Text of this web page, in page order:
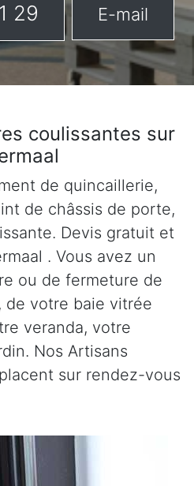
29 E-mail
coulissantes sur
de quincaillerie,
de châssis de porte,
Devis gratuit et
. Vous avez un
ou de fermeture de
votre baie vitrée
veranda, votre
Nos Artisans
sur rendez-vous